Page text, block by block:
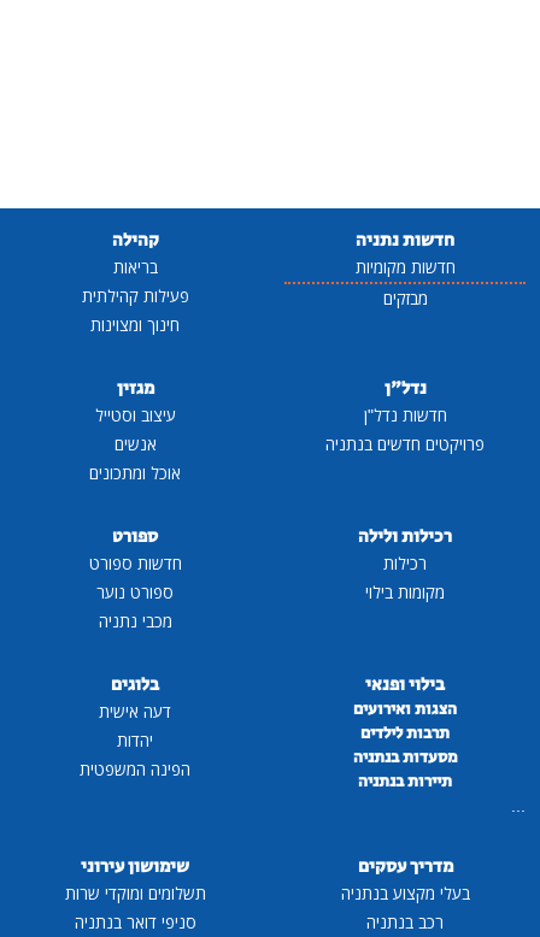
חדשות נתניה
חדשות מקומיות
מבזקים
קהילה
בריאות
פעילות קהילתית
חינוך ומצוינות
נדל"ן
חדשות נדל"ן
פרויקטים חדשים בנתניה
מגזין
עיצוב וסטייל
אנשים
אוכל ומתכונים
רכילות ולילה
רכילות
מקומות בילוי
ספורט
חדשות ספורט
ספורט נוער
מכבי נתניה
בילוי ופנאי
הצגות ואירועים
תרבות לילדים
מסעדות בנתניה
תיירות בנתניה
...
בלוגים
דעה אישית
יהדות
הפינה המשפטית
מדריך עסקים
בעלי מקצוע בנתניה
רכב בנתניה
שימושון עירוני
תשלומים ומוקדי שרות
סניפי דואר בנתניה